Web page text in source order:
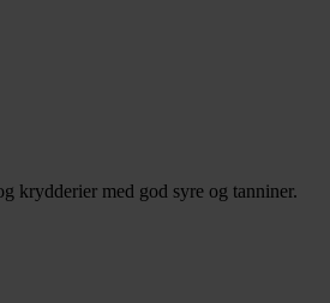
krydderier med god syre og tanniner.